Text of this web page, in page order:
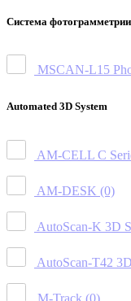
Система фотограмметрии
MSCAN-L15
Automated 3D System
AM-CELL C
AM-DESK (0)
AutoScan-K 3D
AutoScan-T42
M-Track (0)